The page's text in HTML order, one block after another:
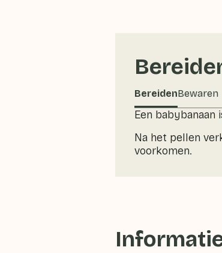
BereidenBewaren
Een
Na het pellen
voorkomen.